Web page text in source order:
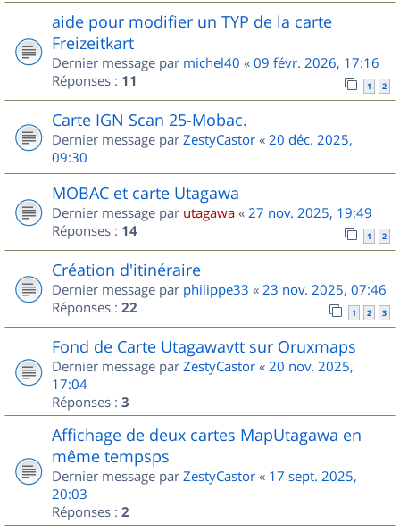
aide pour modifier un TYP de la carte
Freizeitkart
Dernier message par michel40 « 09 févr. 2026, 17:16
Réponses : 11 1 2
Carte IGN Scan 25-Mobac.
Dernier message par ZestyCastor « 20 déc. 2025,
09:30
MOBAC et carte Utagawa
Dernier message par utagawa « 27 nov. 2025, 19:49
Réponses : 14 1 2
Création d'itinéraire
Dernier message par philippe33 « 23 nov. 2025, 07:46
Réponses : 22 1 2 3
Fond de Carte Utagawavtt sur Oruxmaps
Dernier message par ZestyCastor « 20 nov. 2025,
17:04
Réponses : 3
Affichage de deux cartes MapUtagawa en
même tempsps
Dernier message par ZestyCastor « 17 sept. 2025,
20:03
Réponses : 2